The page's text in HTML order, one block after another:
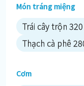
Món tráng miệng
Trái cây trộn
Thạch cà phê
Cơm